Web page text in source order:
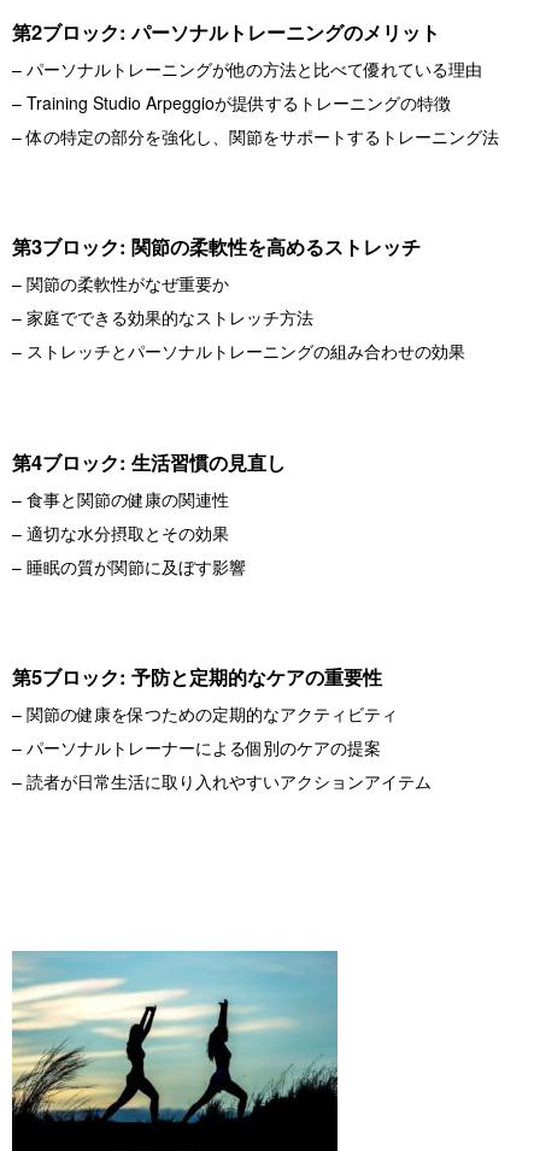
第2ブロック: パーソナルトレーニングのメリット
– パーソナルトレーニングが他の方法と比べて優れている理由
– Training Studio Arpeggioが提供するトレーニングの特徴
– 体の特定の部分を強化し、関節をサポートするトレーニング法
第3ブロック: 関節の柔軟性を高めるストレッチ
– 関節の柔軟性がなぜ重要か
– 家庭でできる効果的なストレッチ方法
– ストレッチとパーソナルトレーニングの組み合わせの効果
第4ブロック: 生活習慣の見直し
– 食事と関節の健康の関連性
– 適切な水分摂取とその効果
– 睡眠の質が関節に及ぼす影響
第5ブロック: 予防と定期的なケアの重要性
– 関節の健康を保つための定期的なアクティビティ
– パーソナルトレーナーによる個別のケアの提案
– 読者が日常生活に取り入れやすいアクションアイテム